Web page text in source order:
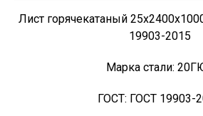
Лист горячекатаный
19903-2015
Марка стали:
ГОСТ: ГОСТ 19903-